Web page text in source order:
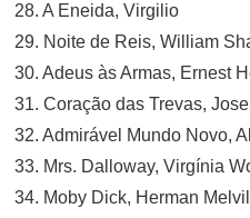
28. A Eneida, Virgilio
29. Noite de Reis, William
30. Adeus às Armas, Ernest
31. Coração das Trevas,
32. Admirável Mundo Novo,
33. Mrs. Dalloway, Virgínia
34. Moby Dick, Herman